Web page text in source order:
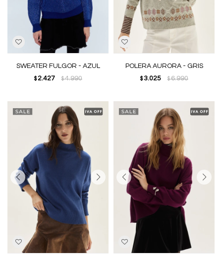
SWEATER FULGOR - AZUL
$ 2.427 $4.990
POLERA AURORA - GRIS
$ 3.025 $6.990